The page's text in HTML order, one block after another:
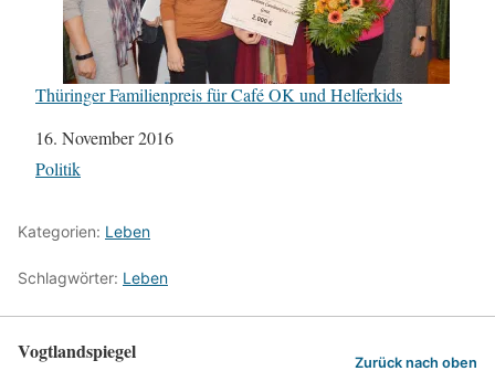
Thüringer Familienpreis für Café OK und Helferkids
Datum
16. November 2016
In Bezug auf
Politik
Kategorien: Leben
Schlagwörter: Leben
Vogtlandspiegel Zurück nach oben